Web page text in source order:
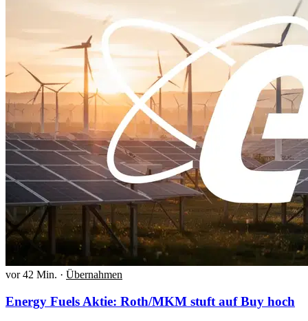
vor 42 Min. · Übernahmen
Energy Fuels Aktie: Roth/MKM stuft auf Buy hoch